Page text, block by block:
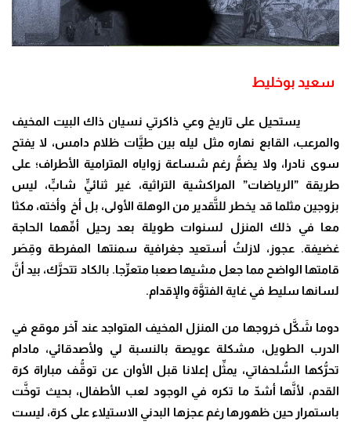
سعيد بوخليط
يستحيل على تاريخ وعي ذاكرتي نسيان ذاك البيت المخيف
والمرعب، القابع نهاره مثل ليله بين طيَّات ظلام دامس، لا يفتح
سوى نادرا، ولا يضمُّ رغم شساعة زواياه المترامية الأطراف؛ على
طريقة ”الرياضات” المراكشية التراثية، غير ثنائيٍّ شابٍّ، ليس
بزوجين مثلما قد يخطر للتَّقدير من الوهلة الأولى، بل أخ وأخته، مكثا
معا في ذلك المنزل لسنوات طويلة بعد رحيل أمِّهما الحاجة
غضيفة. عجوز، لازلتُ أستعيد جغرافية سمنتها المفرطة وقِصَر
قامتها الواضح مما جعل مشيها صعبا متعرِّجا. بالكاد تتحرَّك، بيد أنَّ
لسانها سليط في غاية الفتوَّة والإقدام.
دوما شَكَّل خروجها من المنزل المخيف المتواجد عند آخر موقع في
الدرب الطويل، مشكلة عويصة بالنسبة لي ولأصدقائي، مادام
تحرُّكها السُّلحفاتي، يمثِّل إعلانا قبل الأوان عن توقُّف مباراة كرة
القدم، لأنَّها أشدّ ما تكره في الوجود لعب الأطفال، بحيث توخَّت
باستمرار حين ظهورها رغم عجزها البدني الاستيلاء على كرة، ليست